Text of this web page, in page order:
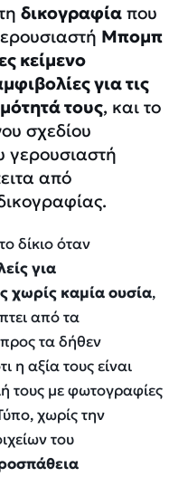
δικογραφία που
Μπομπ
κείμενο
για τις
τους, και το
σχεδίου
γερουσιαστή
από
δίκιο όταν
για
χωρίς καμία ουσία,
από τα
τα δήθεν
η αξία τους είναι
τους με φωτογραφίες
χωρίς την
του